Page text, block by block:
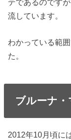
テであるのです
流しています。
わかっている範
た。
ブルーナ
2012年10月頃に